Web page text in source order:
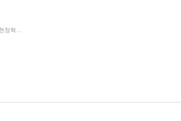
데루야 하나코,오카다 게이코 공저/김윤경 역/현창혁 감수